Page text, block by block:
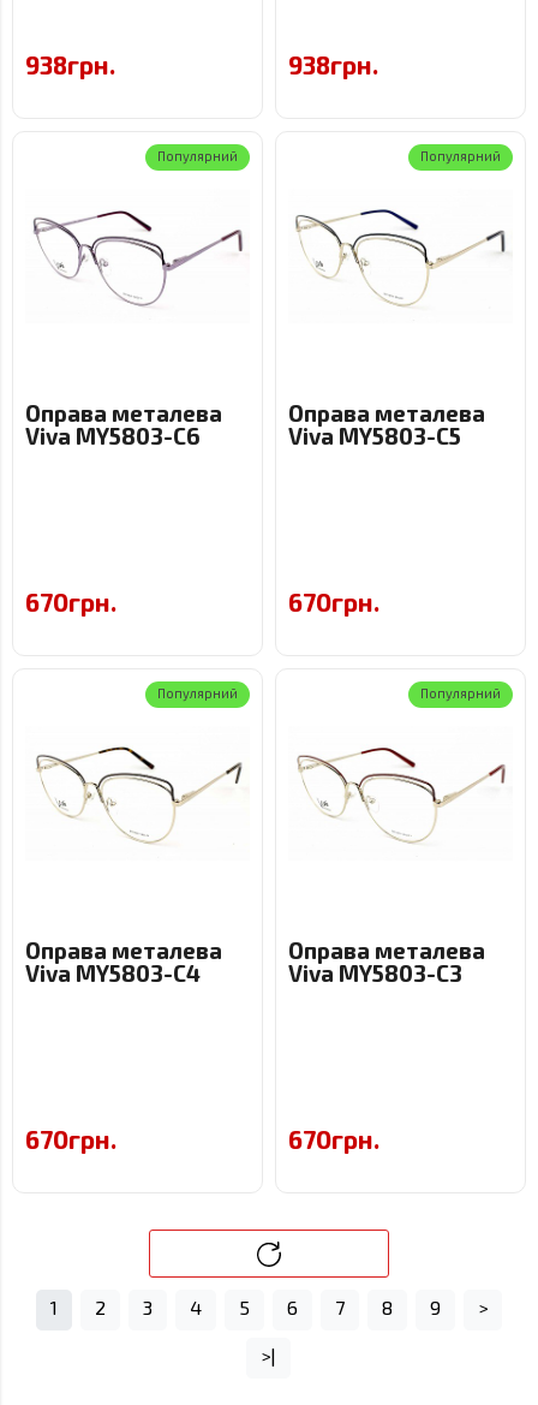
938грн. 938грн.
Популярний
Оправа металева
Viva MY5803-C6
670грн.
Популярний
Оправа металева
Viva MY5803-C5
670грн.
Популярний
Оправа металева
Viva MY5803-C4
670грн.
Популярний
Оправа металева
Viva MY5803-C3
670грн.
1 2 3 4 5 6 7 8 9 >
>|